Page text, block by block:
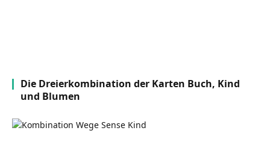
Die Dreierkombination der Karten Buch, Kind
und Blumen